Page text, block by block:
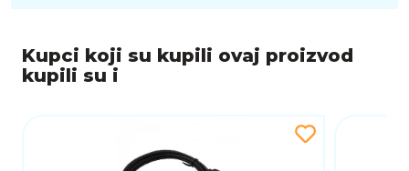
Kupci koji su kupili ovaj proizvod
kupili su i